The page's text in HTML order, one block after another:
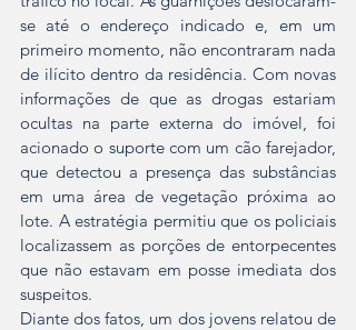
se até o endereço indicado e, em um
primeiro momento, não encontraram nada
de ilícito dentro da residência. Com novas
informações de que as drogas estariam
ocultas na parte externa do imóvel, foi
acionado o suporte com um cão farejador,
que detectou a presença das substâncias
em uma área de vegetação próxima ao
lote. A estratégia permitiu que os policiais
localizassem as porções de entorpecentes
que não estavam em posse imediata dos
suspeitos.
Diante dos fatos, um dos jovens relatou de